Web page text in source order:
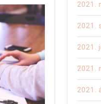
2021.
2021.
2021.
2021.
2021.